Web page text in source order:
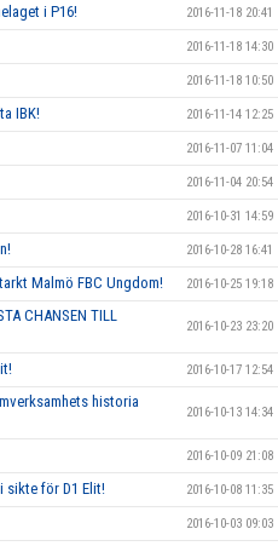
i P16! 2016-11-18 20:41
2016-11-18 14:30
2016-11-18 10:50
IBK! 2016-11-14 12:25
2016-11-07 11:04
2016-11-04 20:54
2016-10-31 14:59
2016-10-28 16:41
Malmö FBC Ungdom! 2016-10-25 19:18
CHANSEN TILL
2016-10-23 23:20
2016-10-17 12:54
historia
2016-10-13 14:34
2016-10-09 21:08
sikte för D1 Elit! 2016-10-08 11:35
2016-10-03 09:03